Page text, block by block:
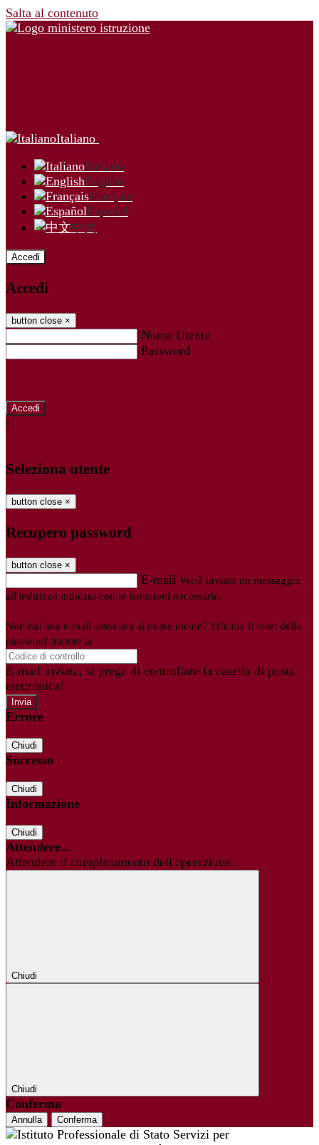
Salta al contenuto
Italiano
Italiano
English
Français
Español
中文
Accedi
Accedi
button close ×
Nome Utente
Password
-
Seleziona utente
button close ×
Recupero password
button close ×
E-mail Verrà inviato un messaggio
all'indirizzo indicato con le istruzioni necessarie.
Non hai una e-mail associata al nome utente? Effettua il reset della
password tramite la
E-mail inviata, si prega di controllare la casella di posta
elettronica!
Errore
Chiudi
Successo
Chiudi
Informazione
Chiudi
Attendere...
Attendere il completamento dell'operazione...
Chiudi
Chiudi
Conferma
Annulla Conferma